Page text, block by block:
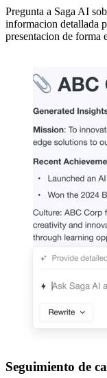
Pregunta a Saga AI
informacion detallada
presentacion de forma
Seguimiento de